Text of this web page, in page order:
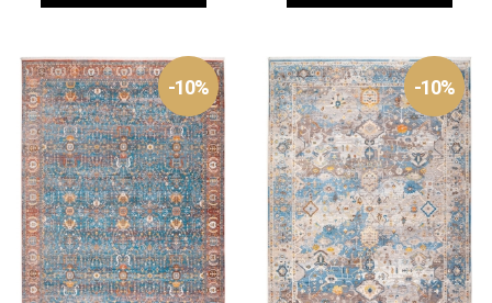
-10% -10%